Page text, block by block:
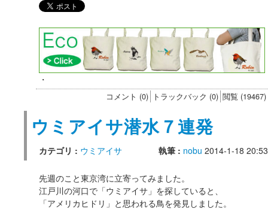
・
コメント (0) トラックバック (0) 閲覧 (19467)
ウミアイサ潜水７連発
カテゴリ : ウミアイサ 執筆 : nobu 2014-1-18 20:53
先週のこと東京湾に立寄ってみました。
江戸川の河口で「ウミアイサ」を探していると、
「アメリカヒドリ」と思われる鳥を発見しました。